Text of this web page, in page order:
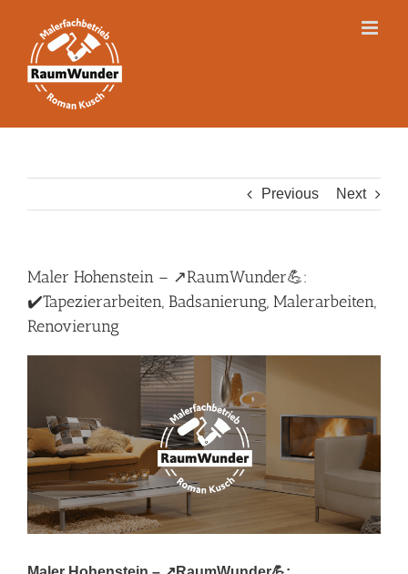
content
Previous Next
Maler Hohenstein – ↗️RaumWunder💪:
✔️Tapezierarbeiten, Badsanierung, Malerarbeiten,
Renovierung